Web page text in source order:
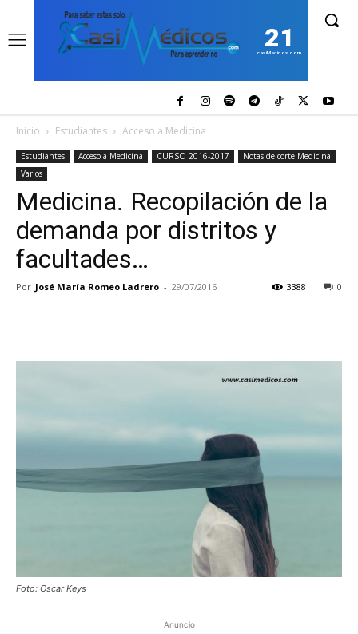
21
casiMedicos.com
Inicio Estudiantes Acceso a Medicina
Estudiantes Acceso a Medicina CURSO 2016-2017
Notas de corte Medicina
Varios
Medicina. Recopilación de la
demanda por distritos y
facultades…
Por José María Romeo Ladrero - 29/07/2016 0
3388
Foto: Oscar Keys
Anuncio